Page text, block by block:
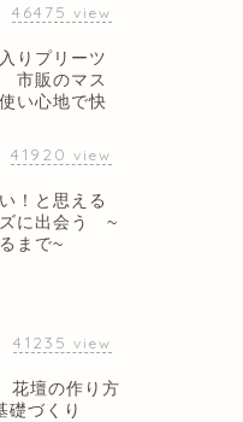
46475 view
りプリーツ
市販のマス
い心地で快
41920 view
！と思える
ズに出会う ~
まで~
41235 view
花壇の作り方
づくり